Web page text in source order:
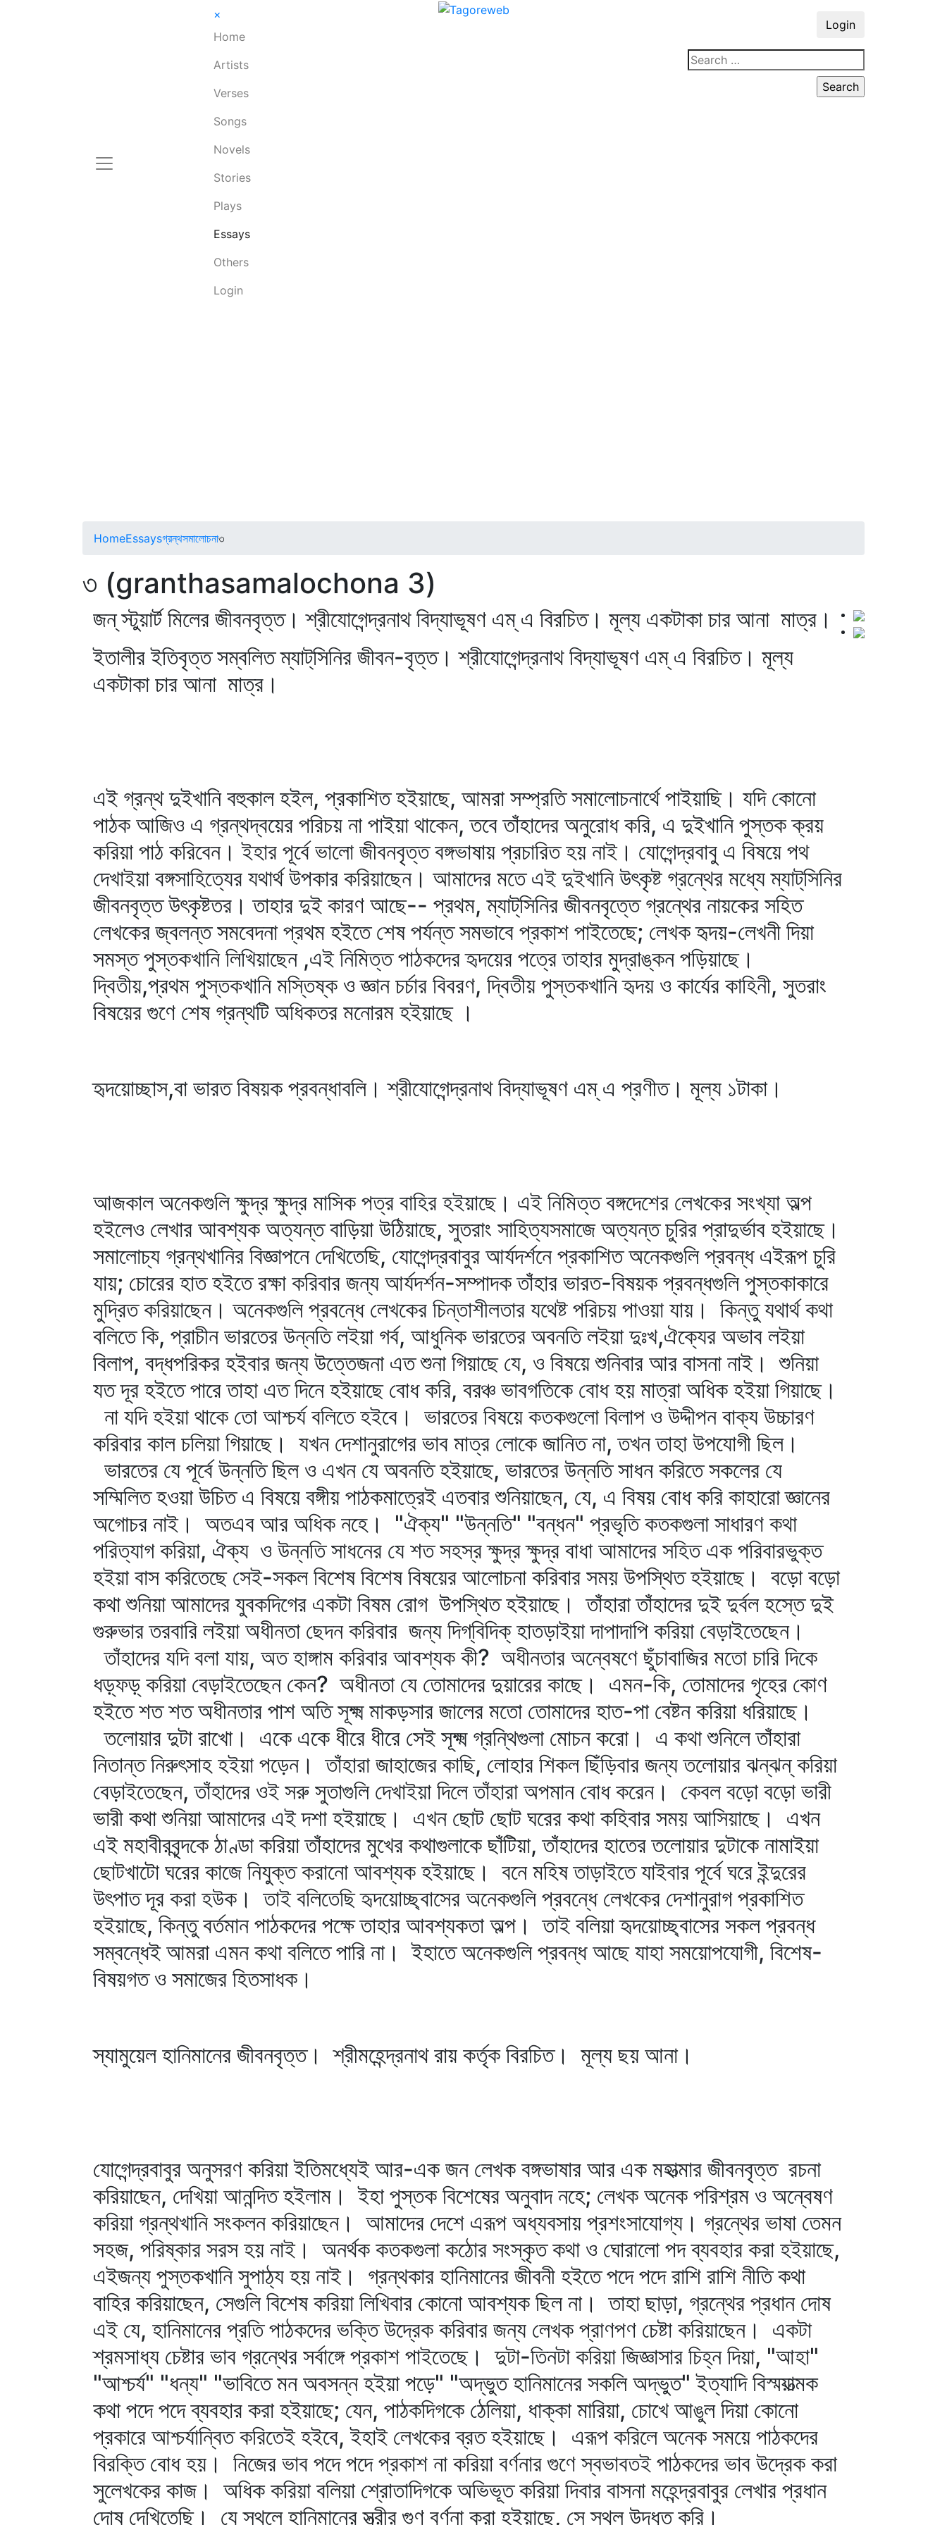
×
Home
Artists
Verses
Songs
Novels
Stories
Plays
Essays
Others
Login
Login
HomeEssaysগ্রন্থসমালোচনা৩
৩ (granthasamalochona 3)
জন্‌ স্টুয়ার্ট মিলের জীবনবৃত্ত। শ্রীযোগেন্দ্রনাথ বিদ্যাভূষণ এম্‌ এ বিরচিত। মূল্য একটাকা চার আনা মাত্র।
ইতালীর ইতিবৃত্ত সম্বলিত ম্যাট্‌সিনির জীবন-বৃত্ত। শ্রীযোগেন্দ্রনাথ বিদ্যাভূষণ এম্‌ এ বিরচিত। মূল্য
একটাকা চার আনা মাত্র।
এই গ্রন্থ দুইখানি বহুকাল হইল, প্রকাশিত হইয়াছে, আমরা সম্প্রতি সমালোচনার্থে পাইয়াছি। যদি কোনো
পাঠক আজিও এ গ্রন্থদ্বয়ের পরিচয় না পাইয়া থাকেন, তবে তাঁহাদের অনুরোধ করি, এ দুইখানি পুস্তক ক্রয়
করিয়া পাঠ করিবেন। ইহার পূর্বে ভালো জীবনবৃত্ত বঙ্গভাষায় প্রচারিত হয় নাই। যোগেন্দ্রবাবু এ বিষয়ে পথ
দেখাইয়া বঙ্গসাহিত্যের যথার্থ উপকার করিয়াছেন। আমাদের মতে এই দুইখানি উৎকৃষ্ট গ্রন্থের মধ্যে ম্যাট্‌সিনির
জীবনবৃত্ত উৎকৃষ্টতর। তাহার দুই কারণ আছে-- প্রথম, ম্যাট্‌সিনির জীবনবৃত্তে গ্রন্থের নায়কের সহিত
লেখকের জ্বলন্ত সমবেদনা প্রথম হইতে শেষ পর্যন্ত সমভাবে প্রকাশ পাইতেছে; লেখক হৃদয়-লেখনী দিয়া
সমস্ত পুস্তকখানি লিখিয়াছেন ,এই নিমিত্ত পাঠকদের হৃদয়ের পত্রে তাহার মুদ্রাঙ্কন পড়িয়াছে।
দ্বিতীয়,প্রথম পুস্তকখানি মস্তিষ্ক ও জ্ঞান চর্চার বিবরণ, দ্বিতীয় পুস্তকখানি হৃদয় ও কার্যের কাহিনী, সুতরাং
বিষয়ের গুণে শেষ গ্রন্থটি অধিকতর মনোরম হইয়াছে ।
হৃদয়োচ্ছাস,বা ভারত বিষয়ক প্রবন্ধাবলি। শ্রীযোগেন্দ্রনাথ বিদ্যাভূষণ এম্‌ এ প্রণীত। মূল্য ১টাকা।
আজকাল অনেকগুলি ক্ষুদ্র ক্ষুদ্র মাসিক পত্র বাহির হইয়াছে। এই নিমিত্ত বঙ্গদেশের লেখকের সংখ্যা অল্প
হইলেও লেখার আবশ্যক অত্যন্ত বাড়িয়া উঠিয়াছে, সুতরাং সাহিত্যসমাজে অত্যন্ত চুরির প্রাদুর্ভাব হইয়াছে।
সমালোচ্য গ্রন্থখানির বিজ্ঞাপনে দেখিতেছি, যোগেন্দ্রবাবুর আর্যদর্শনে প্রকাশিত অনেকগুলি প্রবন্ধ এইরূপ চুরি
যায়; চোরের হাত হইতে রক্ষা করিবার জন্য আর্যদর্শন-সম্পাদক তাঁহার ভারত-বিষয়ক প্রবন্ধগুলি পুস্তকাকারে
মুদ্রিত করিয়াছেন। অনেকগুলি প্রবন্ধে লেখকের চিন্তাশীলতার যথেষ্ট পরিচয় পাওয়া যায়। কিন্তু যথার্থ কথা
বলিতে কি, প্রাচীন ভারতের উন্নতি লইয়া গর্ব, আধুনিক ভারতের অবনতি লইয়া দুঃখ,ঐক্যের অভাব লইয়া
বিলাপ, বদ্ধপরিকর হইবার জন্য উত্তেজনা এত শুনা গিয়াছে যে, ও বিষয়ে শুনিবার আর বাসনা নাই। শুনিয়া
যত দূর হইতে পারে তাহা এত দিনে হইয়াছে বোধ করি, বরঞ্চ ভাবগতিকে বোধ হয় মাত্রা অধিক হইয়া গিয়াছে।
না যদি হইয়া থাকে তো আশ্চর্য বলিতে হইবে। ভারতের বিষয়ে কতকগুলো বিলাপ ও উদ্দীপন বাক্য উচ্চারণ
করিবার কাল চলিয়া গিয়াছে। যখন দেশানুরাগের ভাব মাত্র লোকে জানিত না, তখন তাহা উপযোগী ছিল।
ভারতের যে পূর্বে উন্নতি ছিল ও এখন যে অবনতি হইয়াছে, ভারতের উন্নতি সাধন করিতে সকলের যে
সম্মিলিত হওয়া উচিত এ বিষয়ে বঙ্গীয় পাঠকমাত্রেই এতবার শুনিয়াছেন, যে, এ বিষয় বোধ করি কাহারো জ্ঞানের
অগোচর নাই। অতএব আর অধিক নহে। "ঐক্য" "উন্নতি" "বন্ধন" প্রভৃতি কতকগুলা সাধারণ কথা
পরিত্যাগ করিয়া, ঐক্য ও উন্নতি সাধনের যে শত সহস্র ক্ষুদ্র ক্ষুদ্র বাধা আমাদের সহিত এক পরিবারভুক্ত
হইয়া বাস করিতেছে সেই-সকল বিশেষ বিশেষ বিষয়ের আলোচনা করিবার সময় উপস্থিত হইয়াছে। বড়ো বড়ো
কথা শুনিয়া আমাদের যুবকদিগের একটা বিষম রোগ উপস্থিত হইয়াছে। তাঁহারা তাঁহাদের দুই দুর্বল হস্তে দুই
গুরুভার তরবারি লইয়া অধীনতা ছেদন করিবার জন্য দিগ্‌বিদিক্‌ হাতড়াইয়া দাপাদাপি করিয়া বেড়াইতেছেন।
তাঁহাদের যদি বলা যায়, অত হাঙ্গাম করিবার আবশ্যক কী? অধীনতার অন্বেষণে ছুঁচাবাজির মতো চারি দিকে
ধড়্‌ফড়্‌ করিয়া বেড়াইতেছেন কেন? অধীনতা যে তোমাদের দুয়ারের কাছে। এমন-কি, তোমাদের গৃহের কোণ
হইতে শত শত অধীনতার পাশ অতি সূক্ষ্ম মাকড়সার জালের মতো তোমাদের হাত-পা বেষ্টন করিয়া ধরিয়াছে।
তলোয়ার দুটা রাখো। একে একে ধীরে ধীরে সেই সূক্ষ্ম গ্রন্থিগুলা মোচন করো। এ কথা শুনিলে তাঁহারা
নিতান্ত নিরুৎসাহ হইয়া পড়েন। তাঁহারা জাহাজের কাছি, লোহার শিকল ছিঁড়িবার জন্য তলোয়ার ঝন্‌ঝন্‌ করিয়া
বেড়াইতেছেন, তাঁহাদের ওই সরু সুতাগুলি দেখাইয়া দিলে তাঁহারা অপমান বোধ করেন। কেবল বড়ো বড়ো ভারী
ভারী কথা শুনিয়া আমাদের এই দশা হইয়াছে। এখন ছোট ছোট ঘরের কথা কহিবার সময় আসিয়াছে। এখন
এই মহাবীরবৃন্দকে ঠাণ্ডা করিয়া তাঁহাদের মুখের কথাগুলাকে ছাঁটিয়া, তাঁহাদের হাতের তলোয়ার দুটাকে নামাইয়া
ছোটখাটো ঘরের কাজে নিযুক্ত করানো আবশ্যক হইয়াছে। বনে মহিষ তাড়াইতে যাইবার পূর্বে ঘরে ইন্দুরের
উৎপাত দূর করা হউক। তাই বলিতেছি হৃদয়োচ্ছ্বাসের অনেকগুলি প্রবন্ধে লেখকের দেশানুরাগ প্রকাশিত
হইয়াছে, কিন্তু বর্তমান পাঠকদের পক্ষে তাহার আবশ্যকতা অল্প। তাই বলিয়া হৃদয়োচ্ছ্বাসের সকল প্রবন্ধ
সম্বন্ধেই আমরা এমন কথা বলিতে পারি না। ইহাতে অনেকগুলি প্রবন্ধ আছে যাহা সময়োপযোগী, বিশেষ-
বিষয়গত ও সমাজের হিতসাধক।
স্যামুয়েল হানিমানের জীবনবৃত্ত। শ্রীমহেন্দ্রনাথ রায় কর্তৃক বিরচিত। মূল্য ছয় আনা।
যোগেন্দ্রবাবুর অনুসরণ করিয়া ইতিমধ্যেই আর-এক জন লেখক বঙ্গভাষার আর এক মহাত্মার জীবনবৃত্ত রচনা
করিয়াছেন, দেখিয়া আনন্দিত হইলাম। ইহা পুস্তক বিশেষের অনুবাদ নহে; লেখক অনেক পরিশ্রম ও অন্বেষণ
করিয়া গ্রন্থখানি সংকলন করিয়াছেন। আমাদের দেশে এরূপ অধ্যবসায় প্রশংসাযোগ্য। গ্রন্থের ভাষা তেমন
সহজ, পরিষ্কার সরস হয় নাই। অনর্থক কতকগুলা কঠোর সংস্কৃত কথা ও ঘোরালো পদ ব্যবহার করা হইয়াছে,
এইজন্য পুস্তকখানি সুপাঠ্য হয় নাই। গ্রন্থকার হানিমানের জীবনী হইতে পদে পদে রাশি রাশি নীতি কথা
বাহির করিয়াছেন, সেগুলি বিশেষ করিয়া লিখিবার কোনো আবশ্যক ছিল না। তাহা ছাড়া, গ্রন্থের প্রধান দোষ
এই যে, হানিমানের প্রতি পাঠকদের ভক্তি উদ্রেক করিবার জন্য লেখক প্রাণপণ চেষ্টা করিয়াছেন। একটা
শ্রমসাধ্য চেষ্টার ভাব গ্রন্থের সর্বাঙ্গে প্রকাশ পাইতেছে। দুটা-তিনটা করিয়া জিজ্ঞাসার চিহ্ন দিয়া, "আহা"
"আশ্চর্য" "ধন্য" "ভাবিতে মন অবসন্ন হইয়া পড়ে" "অদ্ভুত হানিমানের সকলি অদ্ভুত" ইত্যাদি বিস্ময়াত্মক
কথা পদে পদে ব্যবহার করা হইয়াছে; যেন, পাঠকদিগকে ঠেলিয়া, ধাক্কা মারিয়া, চোখে আঙুল দিয়া কোনো
প্রকারে আশ্চর্যান্বিত করিতেই হইবে, ইহাই লেখকের ব্রত হইয়াছে। এরূপ করিলে অনেক সময়ে পাঠকদের
বিরক্তি বোধ হয়। নিজের ভাব পদে পদে প্রকাশ না করিয়া বর্ণনার গুণে স্বভাবতই পাঠকদের ভাব উদ্রেক করা
সুলেখকের কাজ। অধিক করিয়া বলিয়া শ্রোতাদিগকে অভিভূত করিয়া দিবার বাসনা মহেন্দ্রবাবুর লেখার প্রধান
দোষ দেখিতেছি। যে স্থলে হানিমানের স্ত্রীর গুণ বর্ণনা করা হইয়াছে, সে স্থল উদ্‌ধৃত করি।